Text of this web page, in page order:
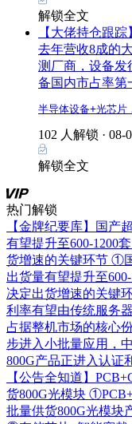
解锁全文
【大佬持仓跟
去年营收8成的
测厂商，设备发
备国内市占率第
半导体设备+光芯片
102 人解锁 · 08-
解锁全文
热门解锁
【金牌纪要库】国产
有望提升至600-1200
货增速的关键环节 ①
出货量有望提升至
决定出货增速的关键
利率有望由传统服务
占据整机市场的核心
步进入小批量应用，
800G产品正进入认证
【公告全知道】
货800G光模块
批量供货800G光模块